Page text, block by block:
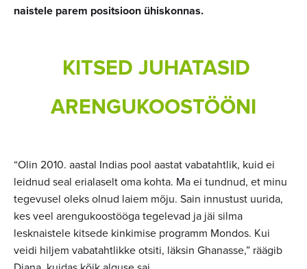
naistele parem positsioon ühiskonnas.
KITSED JUHATASID
ARENGUKOOSTÖÖNI
“Olin 2010. aastal Indias pool aastat vabatahtlik, kuid ei
leidnud seal erialaselt oma kohta. Ma ei tundnud, et minu
tegevusel oleks olnud laiem mõju. Sain innustust uurida,
kes veel arengukoostööga tegelevad ja jäi silma
lesknaistele kitsede kinkimise programm Mondos. Kui
veidi hiljem vabatahtlikke otsiti, läksin Ghanasse,” räägib